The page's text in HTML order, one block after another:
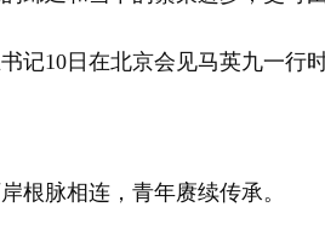
10日在北京会见马英九一行时
脉相连，青年赓续传承。